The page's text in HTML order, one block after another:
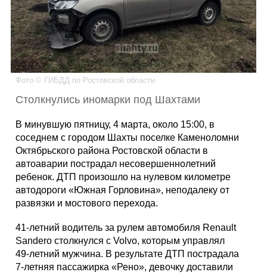
Инфо
Гороскоп
Фотогалерея
Фото © ГИБДД по Ростовской области
Столкнулись иномарки под Шахтами
В минувшую пятницу, 4 марта, около 15:00, в
соседнем с городом Шахты поселке Каменоломни
Октябрьского района Ростовской области в
автоаварии пострадал несовершеннолетний
ребенок. ДТП произошло на нулевом километре
автодороги «Южная Горловина», неподалеку от
развязки и мостового перехода.
41-летний водитель за рулем автомобиля Renault
Sandero столкнулся с Volvo, которым управлял
49-летний мужчина. В результате ДТП пострадала
7-летняя пассажирка «Рено», девочку доставили